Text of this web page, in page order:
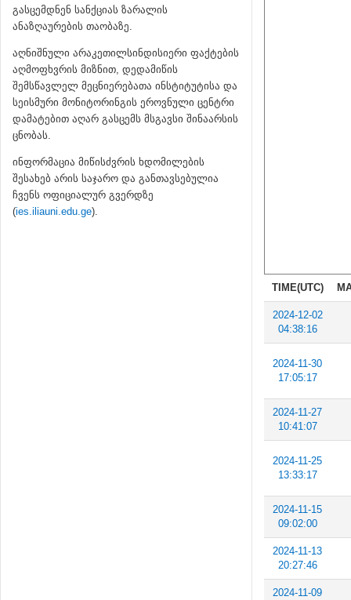
გასცემდნენ სანქციას ზარალის
ანაზღაურების თაობაზე.
აღნიშნული არაკეთილსინდისიერი ფაქტების
აღმოფხვრის მიზნით, დედამიწის
შემსწავლელ მეცნიერებათა ინსტიტუტისა და
სეისმური მონიტორინგის ეროვნული ცენტრი
დამატებით აღარ გასცემს მსგავსი შინაარსის
ცნობას.
ინფორმაცია მიწისძვრის ხდომილების
შესახებ არის საჯარო და განთავსებულია
ჩვენს ოფიციალურ გვერდზე
(ies.iliauni.edu.ge).
TIME(UTC)
2024-12-02
04:38:16
2024-11-30
17:05:17
2024-11-27
10:41:07
2024-11-25
13:33:17
2024-11-15
09:02:00
2024-11-13
20:27:46
2024-11-09